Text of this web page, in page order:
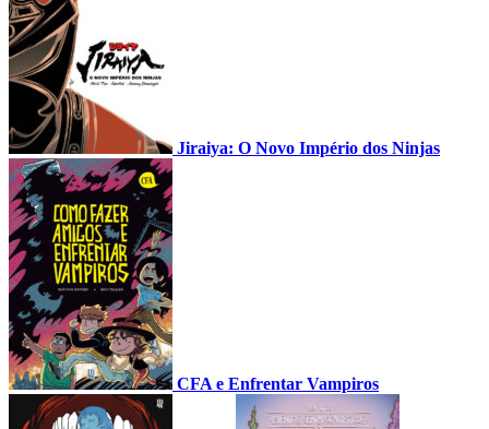
Jiraiya: O Novo Império dos Ninjas
CFA e Enfrentar Vampiros